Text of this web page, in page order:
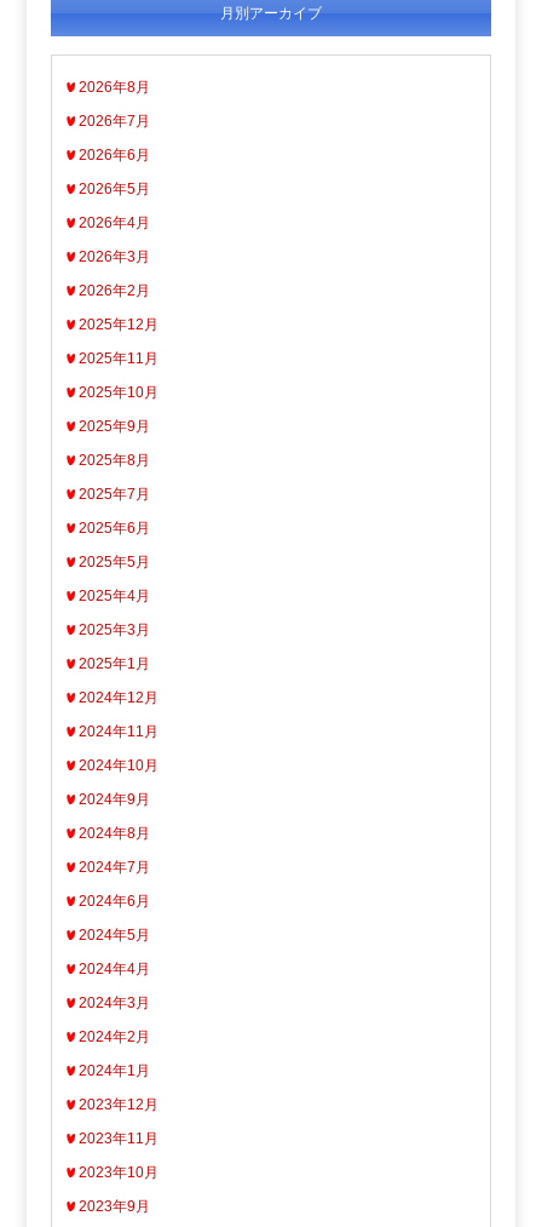
月別アーカイブ
2026年8月
2026年7月
2026年6月
2026年5月
2026年4月
2026年3月
2026年2月
2025年12月
2025年11月
2025年10月
2025年9月
2025年8月
2025年7月
2025年6月
2025年5月
2025年4月
2025年3月
2025年1月
2024年12月
2024年11月
2024年10月
2024年9月
2024年8月
2024年7月
2024年6月
2024年5月
2024年4月
2024年3月
2024年2月
2024年1月
2023年12月
2023年11月
2023年10月
2023年9月